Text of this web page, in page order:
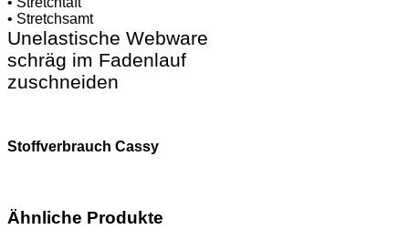
• Stretchsamt
Unelastische Webware
schräg im Fadenlauf
zuschneiden
Stoffverbrauch Cassy
Ähnliche Produkte